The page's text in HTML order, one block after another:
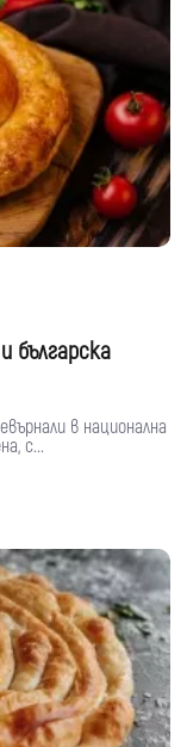
българска
в национална
с...